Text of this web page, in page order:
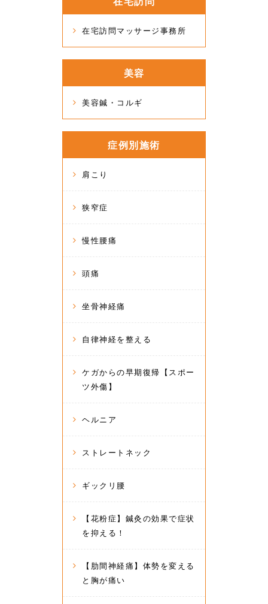
在宅訪問マッサージ事務所
美容
美容鍼・コルギ
症例別施術
肩こり
狭窄症
慢性腰痛
頭痛
坐骨神経痛
自律神経を整える
ケガからの早期復帰【スポー
ツ外傷】
ヘルニア
ストレートネック
ギックリ腰
【花粉症】鍼灸の効果で症状
を抑える！
【肋間神経痛】体勢を変える
と胸が痛い